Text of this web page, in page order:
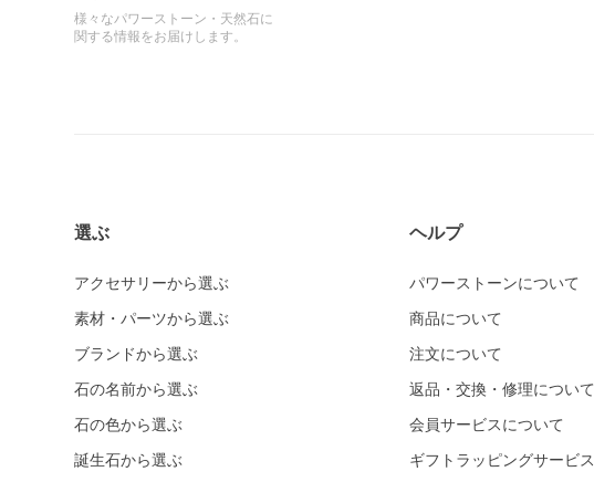
様々なパワーストーン・天然石に
関する情報をお届けします。
選ぶ
アクセサリーから選ぶ
素材・パーツから選ぶ
ブランドから選ぶ
石の名前から選ぶ
石の色から選ぶ
誕生石から選ぶ
ヘルプ
パワーストーンについて
商品について
注文について
返品・交換・修理について
会員サービスについて
ギフトラッピングサービス